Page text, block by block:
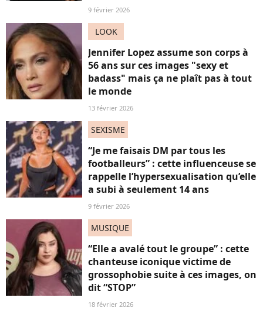
9 février 2026
LOOK
Jennifer Lopez assume son corps à
56 ans sur ces images "sexy et
badass" mais ça ne plaît pas à tout
le monde
13 février 2026
SEXISME
“Je me faisais DM par tous les
footballeurs” : cette influenceuse se
rappelle l’hypersexualisation qu’elle
a subi à seulement 14 ans
9 février 2026
MUSIQUE
“Elle a avalé tout le groupe” : cette
chanteuse iconique victime de
grossophobie suite à ces images, on
dit “STOP”
18 février 2026